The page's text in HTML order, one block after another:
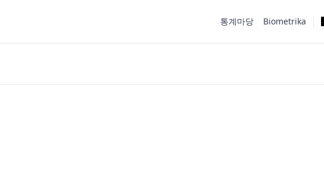
통계마당 Biometrika